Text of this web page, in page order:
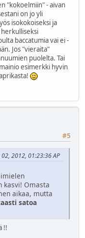
"kokoelmiin" - aivan
on jo yli
isokokoiseksi ja
baccatumia vai ei -
Jos "vieraita"
puolelta. Tai
esimerkki hyvin
#5
2012, 01:23:36 AP
kasvi! Omasta
aikaa, mutta
satoa
!!